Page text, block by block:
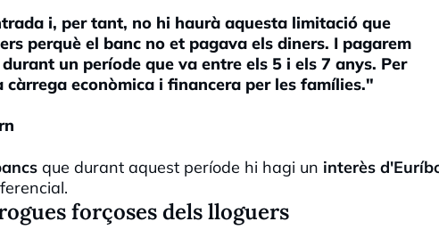
i, per tant, no hi haurà aquesta limitació que
perquè el banc no et pagava els diners. I pagarem
un període que va entre els 5 i els 7 anys. Per
econòmica i financera per les famílies."
que durant aquest període hi hagi un interès
forçoses dels lloguers